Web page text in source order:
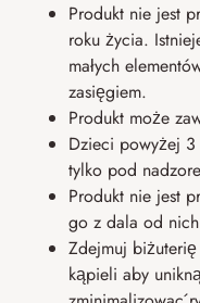
Produkt nie jest
roku życia.
małych
zasięgiem.
Produkt może
Dzieci powyżej
tylko pod
Produkt nie jest
go z dala od
Zdejmuj
kąpieli aby